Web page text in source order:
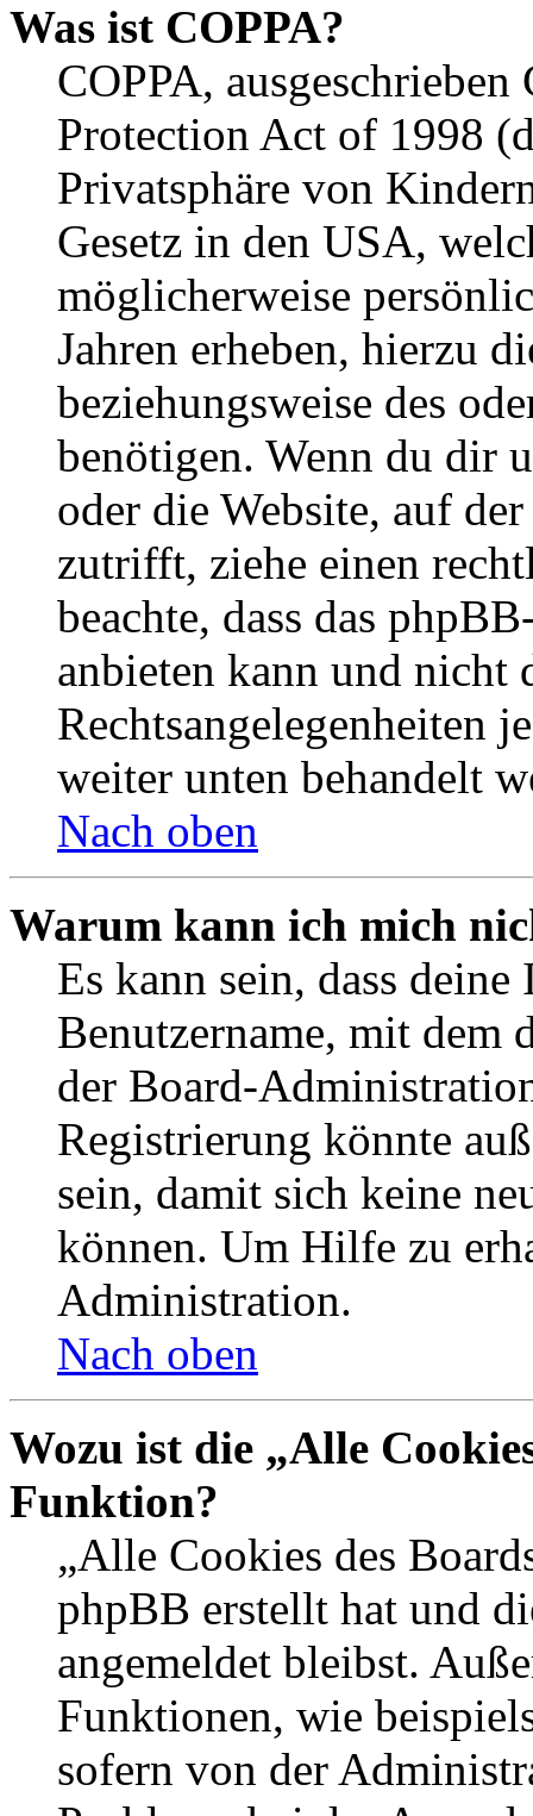
Was ist COPPA?
COPPA,
Protection Act of 1998
Privatsphäre von
Gesetz in den USA,
möglicherweise
Jahren erheben, hierzu
beziehungsweise des
benötigen. Wenn du dir
oder die Website, auf
zutrifft, ziehe einen
beachte, dass das
anbieten kann und nicht
Rechtsangelegenheiten
weiter unten behandelt
Nach oben
Warum kann ich mich
Es kann sein, dass
Benutzername, mit dem
der Board-
Registrierung könnte
sein, damit sich keine
können. Um Hilfe zu
Administration.
Nach oben
Wozu ist die „Alle
Funktion?
„Alle Cookies des
phpBB erstellt hat und
angemeldet bleibst.
Funktionen, wie
sofern von der